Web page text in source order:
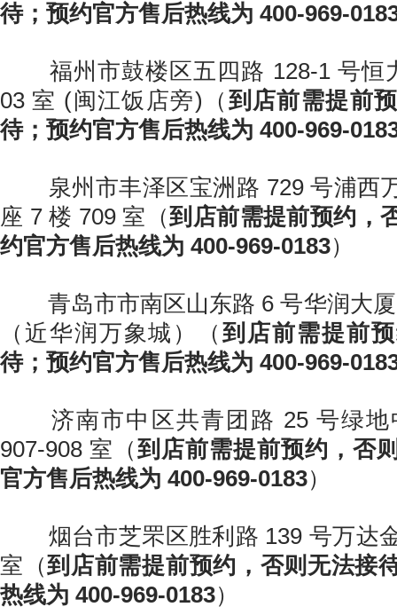
待；预约官方售后热线为 400-969-
福州市鼓楼区五四路 128-1 号恒
03 室 (闽江饭店旁)（ 到店前需提前
待；预约官方售后热线为 400-969-
泉州市丰泽区宝洲路 729 号浦西
座 7 楼 709 室（到店前需提前预约，
约官方售后热线为 400-969-0183）
青岛市市南区山东路 6 号华润大厦
（近华润万象城）（到店前需提前
待；预约官方售后热线为 400-969-
济南市中区共青团路 25 号绿地
907-908 室（到店前需提前预约，否
官方售后热线为 400-969-0183）
烟台市芝罘区胜利路 139 号万达
室（到店前需提前预约，否则无法接
热线为 400-969-0183）